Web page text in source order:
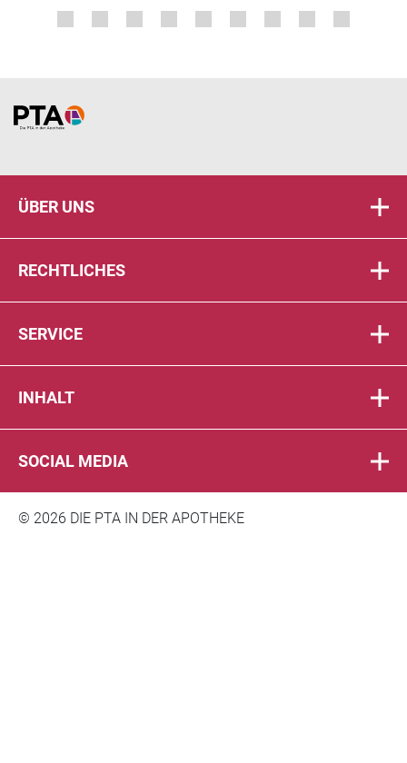
Home
ÜBER UNS
RECHTLICHES
SERVICE
INHALT
SOCIAL MEDIA
© 2026 DIE PTA IN DER APOTHEKE